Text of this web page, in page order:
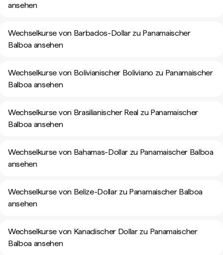
ansehen
Wechselkurse von Barbados-Dollar zu Panamaischer
Balboa ansehen
Wechselkurse von Bolivianischer Boliviano zu Panamaischer
Balboa ansehen
Wechselkurse von Brasilianischer Real zu Panamaischer
Balboa ansehen
Wechselkurse von Bahamas-Dollar zu Panamaischer Balboa
ansehen
Wechselkurse von Belize-Dollar zu Panamaischer Balboa
ansehen
Wechselkurse von Kanadischer Dollar zu Panamaischer
Balboa ansehen